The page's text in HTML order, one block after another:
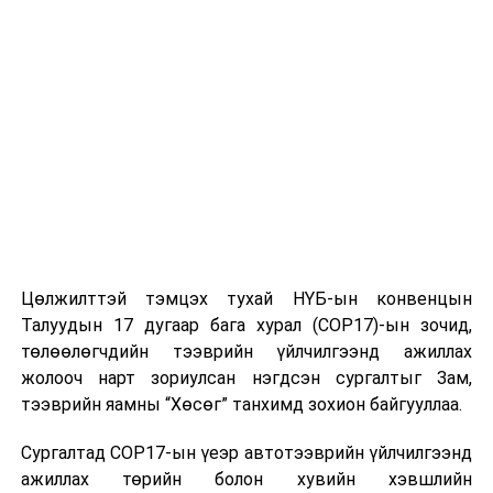
ажлыг удирдан, хууль сахиулах байгууллагуудтай
хамтран хянан шийдвэрлэсэн байна. Мөн олон улсын
байгууллагуудын хамтын ажиллагааны хүрээнд Ази-
Номхон далайн орнуудын хууль сахиулах
байгууллагуудын сүлжээ байгуулах эхлэлийг тавьж,
хөрөнгө буцаах байгууллага хоорондын авлигын
эсрэг сүлжээний харилцаа хамтын ажиллагааг улам
Цөлжилттэй тэмцэх тухай НҮБ-ын конвенцын
Талуудын 17 дугаар бага хурал (COP17)-ын зочид,
төлөөлөгчдийн тээврийн үйлчилгээнд ажиллах
жолооч нарт зориулсан нэгдсэн сургалтыг Зам,
тээврийн яамны “Хөсөг” танхимд зохион байгууллаа.
Сургалтад COP17-ын үеэр автотээврийн үйлчилгээнд
ажиллах төрийн болон хувийн хэвшлийн